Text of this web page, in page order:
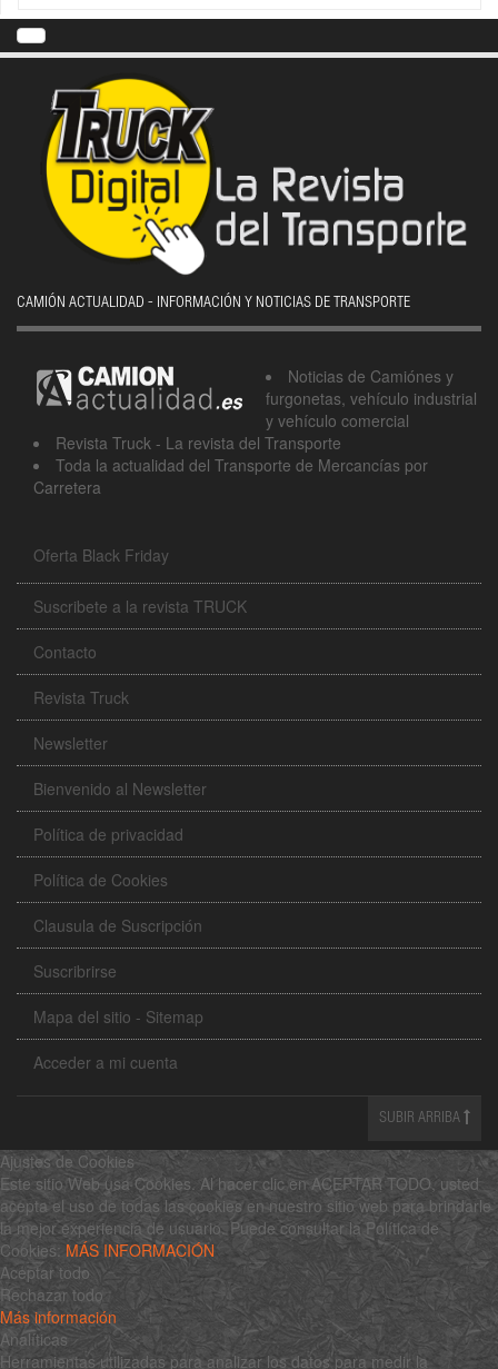
CAMIÓN ACTUALIDAD - INFORMACIÓN Y NOTICIAS DE TRANSPORTE
Noticias de Camiónes y
furgonetas, vehículo industrial
y vehículo comercial
Revista Truck - La revista del Transporte
Toda la actualidad del Transporte de Mercancías por
Carretera
Oferta Black Friday
Suscribete a la revista TRUCK
Contacto
Revista Truck
Newsletter
Bienvenido al Newsletter
Política de privacidad
Política de Cookies
Clausula de Suscripción
Suscribrirse
Mapa del sitio - Sitemap
Acceder a mi cuenta
SUBIR ARRIBA
Ajustes de Cookies
Este sitio Web usa Cookies. Al hacer clic en ACEPTAR TODO, usted
acepta el uso de todas las cookies en nuestro sitio web para brindarle
la mejor experiencia de usuario. Puede consultar la Política de
Cookies: MÁS INFORMACIÓN
Aceptar todo
Rechazar todo
Más información
Analíticas
Herramientas utilizadas para analizar los datos para medir la